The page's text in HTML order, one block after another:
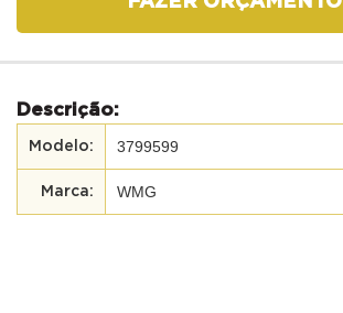
Descrição:
3799599
WMG